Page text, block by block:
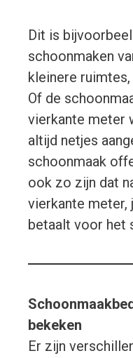
Dit is
schoonmaken
kleinere
Of de
vierkante meter
altijd netjes
schoonmaak
ook zo zijn dat
vierkante
betaalt voor het
bekeken
Er zijn